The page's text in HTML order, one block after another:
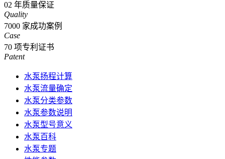
02 年质量保证
Quality
7000 家成功案例
Case
70 项专利证书
Patent
水泵扬程计算
水泵流量确定
水泵分类参数
水泵参数说明
水泵型号意义
水泵百科
水泵专题